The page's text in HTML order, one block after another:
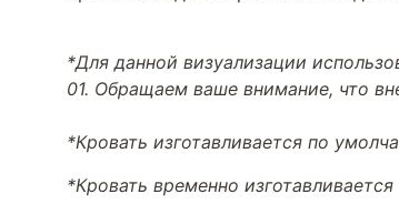
*Для данной визуализации
01. Обращаем ваше внимание, что
*Кровать изготавливается по
*Кровать временно